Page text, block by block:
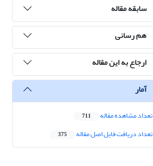
سابقه مقاله
هم رسانی
ارجاع به این مقاله
آمار
تعداد مشاهده مقاله 711
تعداد دریافت فایل اصل مقاله 375